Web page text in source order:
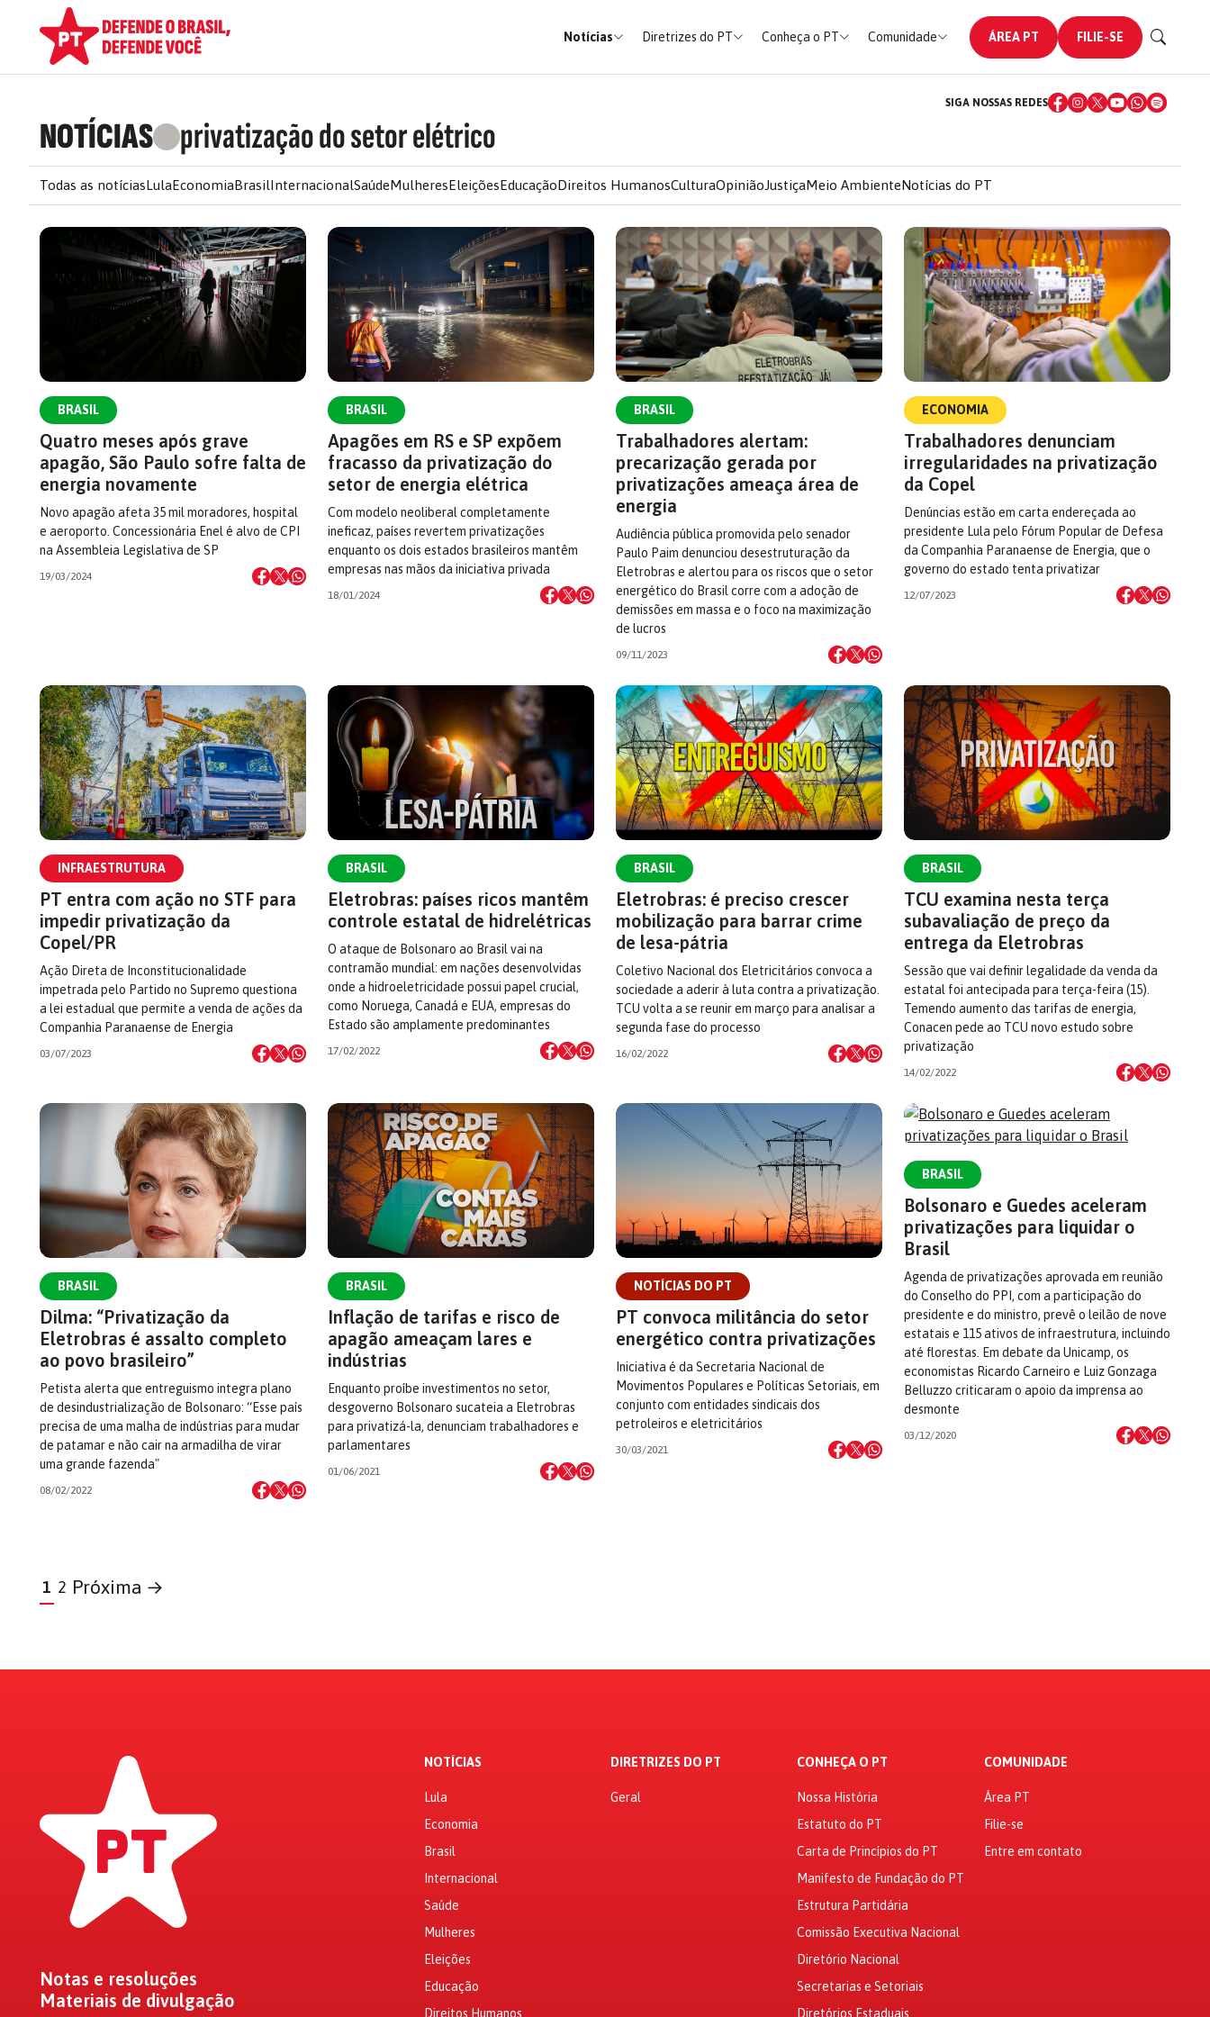
Notícias Diretrizes do PT Conheça o PT Comunidade ÁREA PT FILIE-SE
NOTÍCIAS privatização do setor elétrico
SIGA NOSSAS REDES
Todas as notíciasLulaEconomiaBrasilInternacionalSaúdeMulheresEleiçõesEducaçãoDireitos HumanosCulturaOpiniãoJustiçaMeio AmbienteNotícias do PT
BRASIL
Quatro meses após grave
apagão, São Paulo sofre falta de
energia novamente
Novo apagão afeta 35 mil moradores, hospital
e aeroporto. Concessionária Enel é alvo de CPI
na Assembleia Legislativa de SP
19/03/2024
BRASIL
Apagões em RS e SP expõem
fracasso da privatização do
setor de energia elétrica
Com modelo neoliberal completamente
ineficaz, países revertem privatizações
enquanto os dois estados brasileiros mantêm
empresas nas mãos da iniciativa privada
18/01/2024
BRASIL
Trabalhadores alertam:
precarização gerada por
privatizações ameaça área de
energia
Audiência pública promovida pelo senador
Paulo Paim denunciou desestruturação da
Eletrobras e alertou para os riscos que o setor
energético do Brasil corre com a adoção de
demissões em massa e o foco na maximização
de lucros
09/11/2023
ECONOMIA
Trabalhadores denunciam
irregularidades na privatização
da Copel
Denúncias estão em carta endereçada ao
presidente Lula pelo Fórum Popular de Defesa
da Companhia Paranaense de Energia, que o
governo do estado tenta privatizar
12/07/2023
INFRAESTRUTURA
PT entra com ação no STF para
impedir privatização da
Copel/PR
Ação Direta de Inconstitucionalidade
impetrada pelo Partido no Supremo questiona
a lei estadual que permite a venda de ações da
Companhia Paranaense de Energia
03/07/2023
BRASIL
Eletrobras: países ricos mantêm
controle estatal de hidrelétricas
O ataque de Bolsonaro ao Brasil vai na
contramão mundial: em nações desenvolvidas
onde a hidroeletricidade possui papel crucial,
como Noruega, Canadá e EUA, empresas do
Estado são amplamente predominantes
17/02/2022
BRASIL
Eletrobras: é preciso crescer
mobilização para barrar crime
de lesa-pátria
Coletivo Nacional dos Eletricitários convoca a
sociedade a aderir à luta contra a privatização.
TCU volta a se reunir em março para analisar a
segunda fase do processo
16/02/2022
BRASIL
TCU examina nesta terça
subavaliação de preço da
entrega da Eletrobras
Sessão que vai definir legalidade da venda da
estatal foi antecipada para terça-feira (15).
Temendo aumento das tarifas de energia,
Conacen pede ao TCU novo estudo sobre
privatização
14/02/2022
BRASIL
Dilma: “Privatização da
Eletrobras é assalto completo
ao povo brasileiro”
Petista alerta que entreguismo integra plano
de desindustrialização de Bolsonaro: “Esse país
precisa de uma malha de indústrias para mudar
de patamar e não cair na armadilha de virar
uma grande fazenda"
08/02/2022
BRASIL
Inflação de tarifas e risco de
apagão ameaçam lares e
indústrias
Enquanto proíbe investimentos no setor,
desgoverno Bolsonaro sucateia a Eletrobras
para privatizá-la, denunciam trabalhadores e
parlamentares
01/06/2021
NOTÍCIAS DO PT
PT convoca militância do setor
energético contra privatizações
Iniciativa é da Secretaria Nacional de
Movimentos Populares e Políticas Setoriais, em
conjunto com entidades sindicais dos
petroleiros e eletricitários
30/03/2021
BRASIL
Bolsonaro e Guedes aceleram
privatizações para liquidar o
Brasil
Agenda de privatizações aprovada em reunião
do Conselho do PPI, com a participação do
presidente e do ministro, prevê o leilão de nove
estatais e 115 ativos de infraestrutura, incluindo
até florestas. Em debate da Unicamp, os
economistas Ricardo Carneiro e Luiz Gonzaga
Belluzzo criticaram o apoio da imprensa ao
desmonte
03/12/2020
1 2 Próxima →
Notas e resoluções
Materiais de divulgação
NOTÍCIAS
Lula
Economia
Brasil
Internacional
Saúde
Mulheres
Eleições
Educação
Direitos Humanos
DIRETRIZES DO PT
Geral
CONHEÇA O PT
Nossa História
Estatuto do PT
Carta de Princípios do PT
Manifesto de Fundação do PT
Estrutura Partidária
Comissão Executiva Nacional
Diretório Nacional
Secretarias e Setoriais
Diretórios Estaduais
COMUNIDADE
Área PT
Filie-se
Entre em contato